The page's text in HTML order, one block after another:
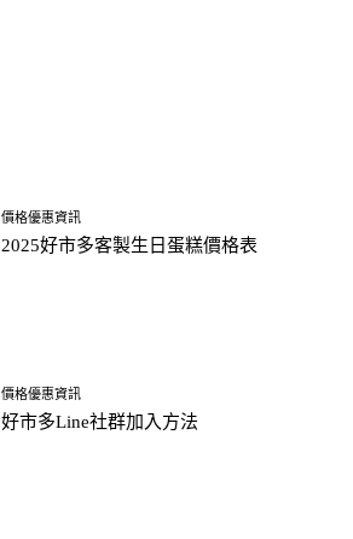
價格優惠資訊
2025好市多客製生日蛋糕價格表
價格優惠資訊
好市多Line社群加入方法